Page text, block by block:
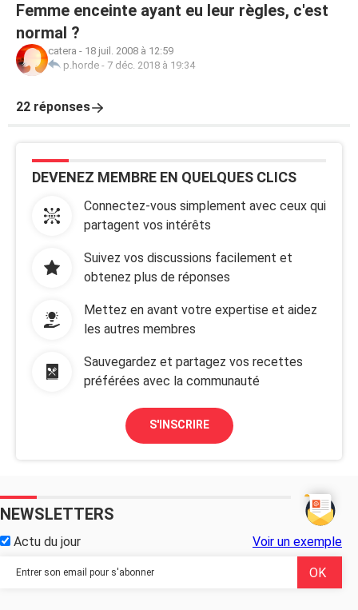
Femme enceinte ayant eu leur règles, c'est
normal ?
catera - 18 juil. 2008 à 12:59
p.horde - 7 déc. 2018 à 19:34
22 réponses
DEVENEZ MEMBRE EN QUELQUES CLICS
Connectez-vous simplement avec ceux qui
partagent vos intérêts
Suivez vos discussions facilement et
obtenez plus de réponses
Mettez en avant votre expertise et aidez
les autres membres
Sauvegardez et partagez vos recettes
préférées avec la communauté
S'INSCRIRE
NEWSLETTERS
Actu du jour Voir un exemple